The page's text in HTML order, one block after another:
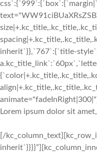
inherit`}},`767`:{`title-
Lorem ipsum dolor sit
[/